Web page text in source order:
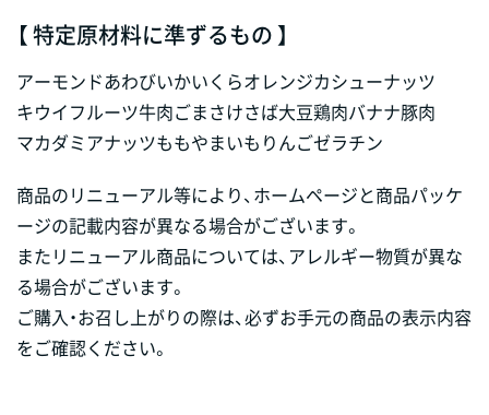
【 特定原材料に準ずるもの 】
アーモンドあわびいかいくらオレンジカシューナッツ
キウイフルーツ牛肉ごまさけさば大豆鶏肉バナナ豚肉
マカダミアナッツももやまいも りんごゼラチン
商品のリニューアル等により、ホームページと商品パッケ
ージの記載内容が異なる場合がございます。
またリニューアル商品については、アレルギー物質が異な
る場合がございます。
ご購入・お召し上がりの際は、必ずお手元の商品の表示内容
をご確認ください。